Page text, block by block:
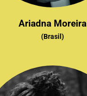
Ariadna Moreira
(Brasil)